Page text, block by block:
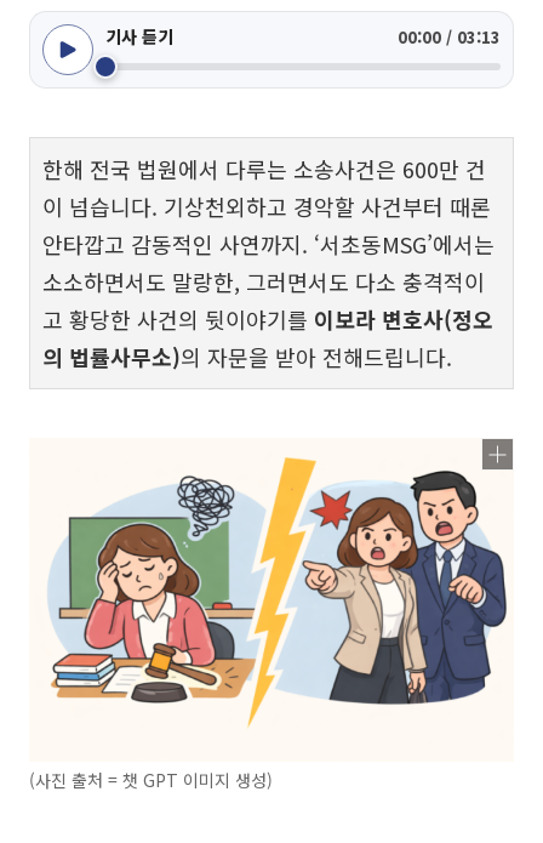
기사 듣기 00:00 / 03:13
한해 전국 법원에서 다루는 소송사건은 600만 건
이 넘습니다. 기상천외하고 경악할 사건부터 때론
안타깝고 감동적인 사연까지. ‘서초동MSG’에서는
소소하면서도 말랑한, 그러면서도 다소 충격적이
고 황당한 사건의 뒷이야기를 이보라 변호사(정오
의 법률사무소)의 자문을 받아 전해드립니다.
(사진 출처 = 챗 GPT 이미지 생성)